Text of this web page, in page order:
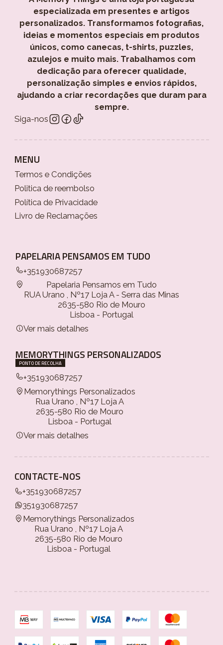
especializada em presentes e artigos
personalizados. Transformamos fotografias,
ideias e momentos especiais em produtos
únicos, como canecas, t-shirts, puzzles,
azulejos e muito mais. Trabalhamos com
dedicação para oferecer qualidade,
personalização simples e envios rápidos,
ajudando a criar recordações que duram para
sempre.
Siga-nos
MENU
Termos e Condições
Politica de reembolso
Política de Privacidade
Livro de Reclamações
PAPELARIA PENSAMOS EM TUDO
+351930687257
Papelaria Pensamos em Tudo
RUA Urano , Nº17 Loja A - Serra das Minas
2635-580 Rio de Mouro
Lisboa - Portugal
Ver mais detalhes
MEMORYTHINGS PERSONALIZADOS
PONTO DE RECOLHA
+351930687257
Memorythings Personalizados
Rua Urano , Nº17 Loja A
2635-580 Rio de Mouro
Lisboa - Portugal
Ver mais detalhes
CONTACTE-NOS
+351930687257
351930687257
Memorythings Personalizados
Rua Urano , Nº17 Loja A
2635-580 Rio de Mouro
Lisboa - Portugal